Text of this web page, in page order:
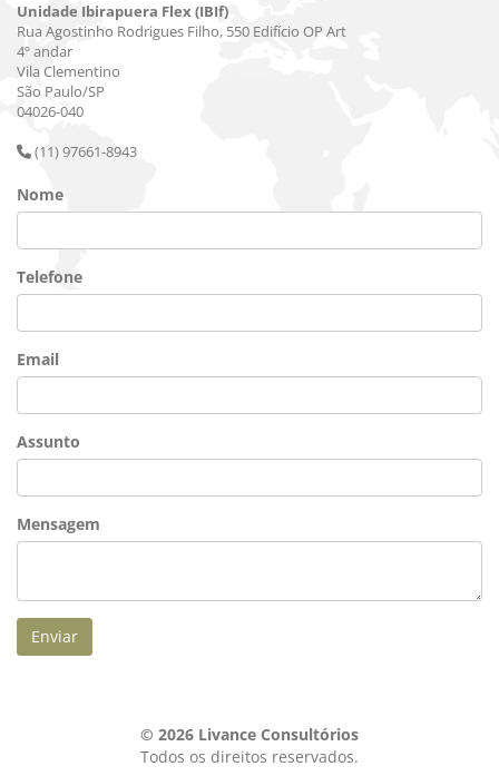
Unidade Ibirapuera Flex (IBIf)
Rua Agostinho Rodrigues Filho, 550 Edifício OP Art
4º andar
Vila Clementino
São Paulo/SP
04026-040
(11) 97661-8943
Nome
Telefone
Email
Assunto
Mensagem
Enviar
© 2026 Livance Consultórios
Todos os direitos reservados.